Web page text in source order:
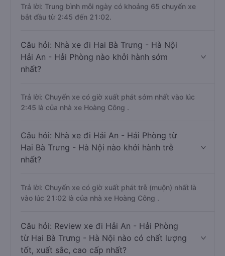
Trả lời: Trung bình mỗi ngày có khoảng 65 chuyến xe
bắt đầu từ 2:45 đến 21:02.
Câu hỏi: Nhà xe đi Hai Bà Trưng - Hà Nội
Hải An - Hải Phòng nào khởi hành sớm
nhất?
Trả lời: Chuyến xe có giờ xuất phát sớm nhất vào lúc
2:45 là của nhà xe Hoàng Công .
Câu hỏi: Nhà xe đi Hải An - Hải Phòng từ
Hai Bà Trưng - Hà Nội nào khởi hành trễ
nhất?
Trả lời: Chuyến xe có giờ xuất phát trễ (muộn) nhất là
vào lúc 21:02 là của nhà xe Hoàng Công .
Câu hỏi: Review xe đi Hải An - Hải Phòng
từ Hai Bà Trưng - Hà Nội nào có chất lượng
tốt, xuất sắc, cao cấp nhất?